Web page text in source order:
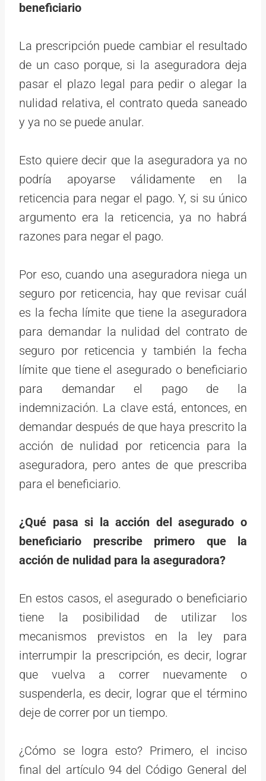
beneficiario
La prescripción puede cambiar el resultado
de un caso porque, si la aseguradora deja
pasar el plazo legal para pedir o alegar la
nulidad relativa, el contrato queda saneado
y ya no se puede anular.
Esto quiere decir que la aseguradora ya no
podría apoyarse válidamente en la
reticencia para negar el pago. Y, si su único
argumento era la reticencia, ya no habrá
razones para negar el pago.
Por eso, cuando una aseguradora niega un
seguro por reticencia, hay que revisar cuál
es la fecha límite que tiene la aseguradora
para demandar la nulidad del contrato de
seguro por reticencia y también la fecha
límite que tiene el asegurado o beneficiario
para demandar el pago de la
indemnización. La clave está, entonces, en
demandar después de que haya prescrito la
acción de nulidad por reticencia para la
aseguradora, pero antes de que prescriba
para el beneficiario.
¿Qué pasa si la acción del asegurado o
beneficiario prescribe primero que la
acción de nulidad para la aseguradora?
En estos casos, el asegurado o beneficiario
tiene la posibilidad de utilizar los
mecanismos previstos en la ley para
interrumpir la prescripción, es decir, lograr
que vuelva a correr nuevamente o
suspenderla, es decir, lograr que el término
deje de correr por un tiempo.
¿Cómo se logra esto? Primero, el inciso
final del artículo 94 del Código General del